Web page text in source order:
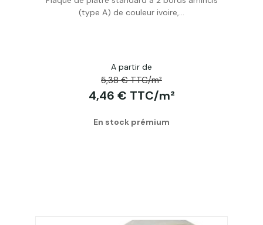
Acheter
(type A) de couleur ivoire,...
A partir de
5,38 € TTC/m²
4,46 € TTC/m²
En stock prémium